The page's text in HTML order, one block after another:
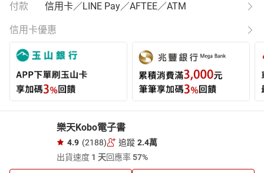
付款 信用卡／LINE Pay／AFTEE／ATM
信用卡優惠
樂天Kobo電子書
4.9 (2188) 追蹤 2.4萬
出貨速度 1 天回應率57%